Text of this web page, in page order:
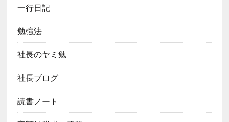
一行日記
勉強法
社長のヤミ勉
社長ブログ
読書ノート